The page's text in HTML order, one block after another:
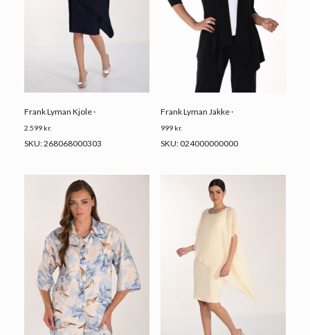
Frank Lyman Kjole ·
2.599 kr.
SKU: 268068000303
Frank Lyman Jakke ·
999 kr.
SKU: 024000000000